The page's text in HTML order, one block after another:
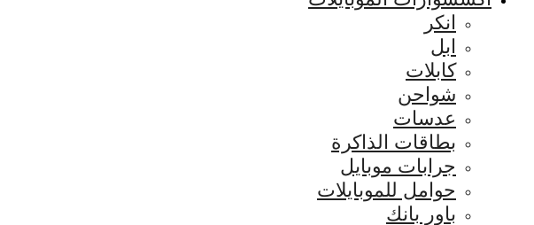
انكر
ابل
كابلات
شواحن
عدسات
بطاقات الذاكرة
جرابات موبايل
حوامل للموبايلات
باور بانك